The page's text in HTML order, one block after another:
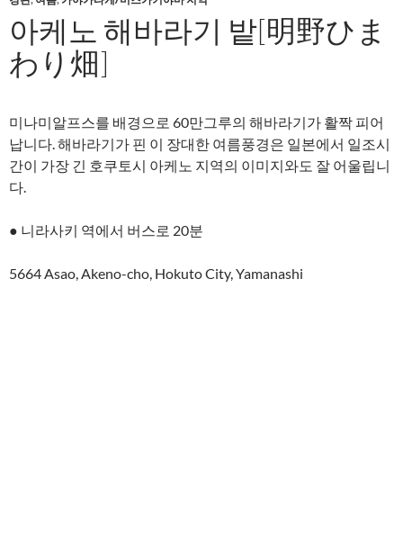
아케노 해바라기 밭[明野ひま
わり畑]
미나미알프스를 배경으로 60만그루의 해바라기가 활짝 피어
납니다. 해바라기가 핀 이 장대한 여름풍경은 일본에서 일조시
간이 가장 긴 호쿠토시 아케노 지역의 이미지와도 잘 어울립니
다.
● 니라사키 역에서 버스로 20분
5664 Asao, Akeno-cho, Hokuto City, Yamanashi